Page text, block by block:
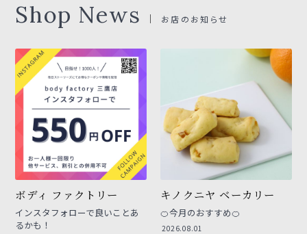
Shop News お店のお知らせ
ボディ ファクトリー
インスタフォローで良いことあ
るかも！
キノクニヤ ベーカリー
🍊今月のおすすめ🍊
2026.08.01